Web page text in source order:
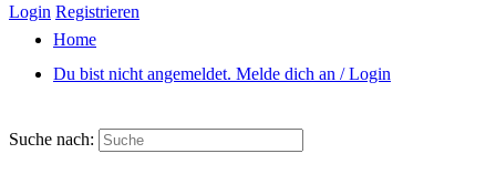
Login Registrieren
Home
Du bist nicht angemeldet. Melde dich an / Login
Suche nach: